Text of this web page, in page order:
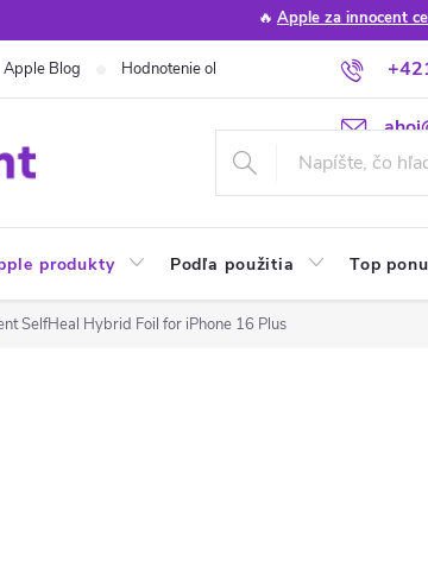
🔥 Apple za innocent
Apple Blog Hodnotenie obchodu Poradňa
produkty Podľa použitia Top
SelfHeal Hybrid Foil for iPhone 16 Plus